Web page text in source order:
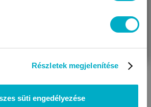
Részletek megjelenítése
süti engedélyezése
kocsikabátok
AJÁNDÉKOT